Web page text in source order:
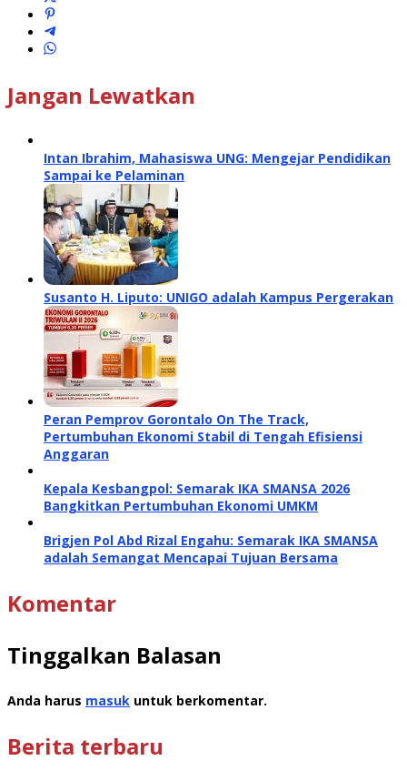
Jangan Lewatkan
Intan Ibrahim, Mahasiswa UNG: Mengejar Pendidikan
Sampai ke Pelaminan
Susanto H. Liputo: UNIGO adalah Kampus Pergerakan
Peran Pemprov Gorontalo On The Track,
Pertumbuhan Ekonomi Stabil di Tengah Efisiensi
Anggaran
Kepala Kesbangpol: Semarak IKA SMANSA 2026
Bangkitkan Pertumbuhan Ekonomi UMKM
Brigjen Pol Abd Rizal Engahu: Semarak IKA SMANSA
adalah Semangat Mencapai Tujuan Bersama
Komentar
Tinggalkan Balasan
Anda harus masuk untuk berkomentar.
Berita terbaru